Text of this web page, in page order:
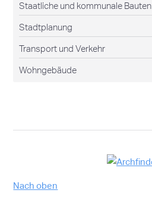
Staatliche und kommunale Bauten
Stadtplanung
Transport und Verkehr
Wohngebäude
Nach oben